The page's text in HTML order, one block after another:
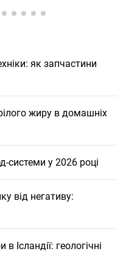
як запчастини
жиру в домашніх
системи у 2026 році
від негативу:
Ісландії: геологічні